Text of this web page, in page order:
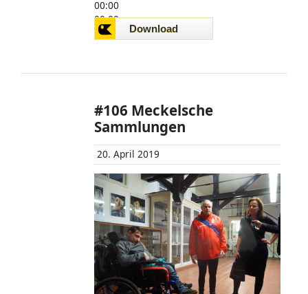
00:00
00:00
00:00
#106 Meckelsche
Sammlungen
20. April 2019